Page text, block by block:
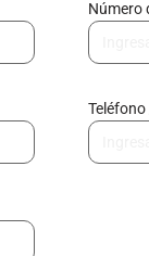
Número